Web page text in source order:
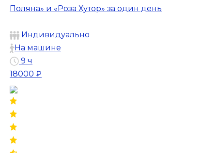
Поляна» и «Роза Хутор» за один день
Индивидуально
На машине
9 ч
18000 ₽